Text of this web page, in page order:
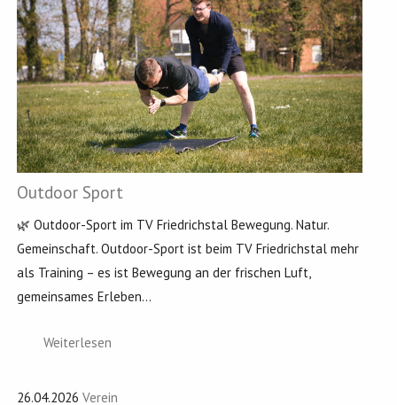
Outdoor Sport
🌿 Outdoor-Sport im TV Friedrichstal Bewegung. Natur.
Gemeinschaft. Outdoor-Sport ist beim TV Friedrichstal mehr
als Training – es ist Bewegung an der frischen Luft,
gemeinsames Erleben...
Weiterlesen
26.04.2026 Verein